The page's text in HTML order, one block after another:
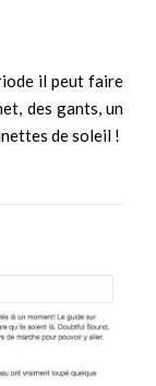
il peut faire
des gants, un
de soleil !